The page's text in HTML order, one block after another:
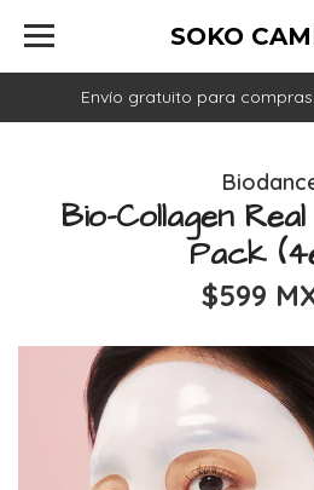
Envío gratuito para
SOKO
Bio-Collagen
Pack
$599